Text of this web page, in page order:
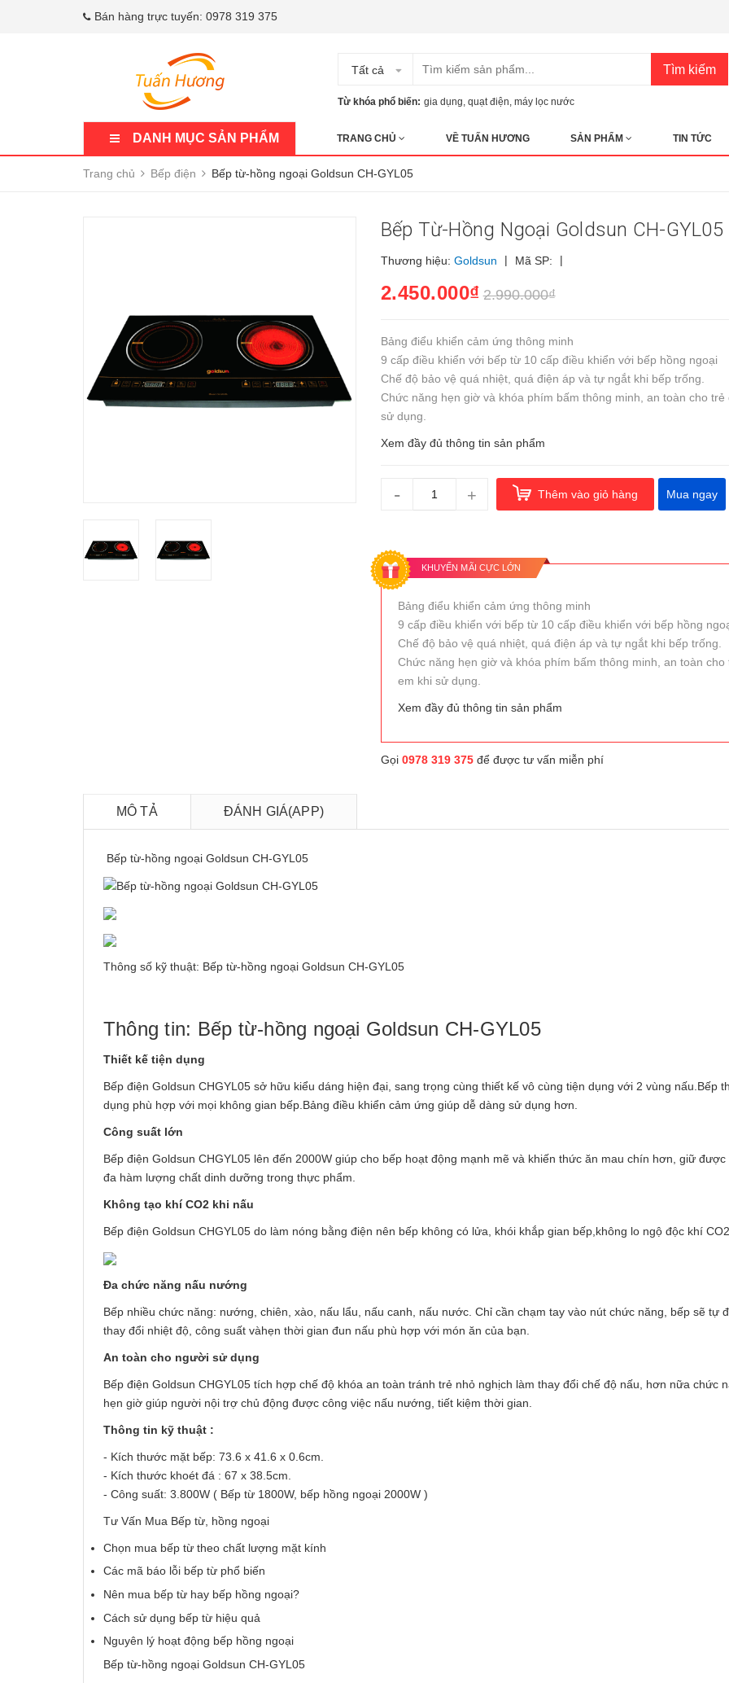
Bán hàng trực tuyến: 0978 319 375
Tất cả Tìm kiếm
Từ khóa phổ biến: gia dụng, quạt điện, máy lọc nước
DANH MỤC SẢN PHẨM TRANG CHỦ VỀ TUẤN HƯƠNG SẢN PHẨM TIN TỨC
Trang chủ Bếp điện Bếp từ-hồng ngoại Goldsun CH-GYL05
Bếp Từ-Hồng Ngoại Goldsun CH-GYL05
Thương hiệu: Goldsun | Mã SP: |
2.450.000₫ 2.990.000₫
Bảng điểu khiển cảm ứng thông minh
9 cấp điều khiển với bếp từ 10 cấp điều khiển với bếp hồng ngoại
Chế độ bảo vệ quá nhiệt, quá điện áp và tự ngắt khi bếp trống.
Chức năng hẹn giờ và khóa phím bấm thông minh, an toàn cho trẻ
sử dụng.
Xem đầy đủ thông tin sản phẩm
- + Thêm vào giỏ hàng Mua ngay
KHUYẾN MÃI CỰC LỚN
Bảng điểu khiển cảm ứng thông minh
9 cấp điều khiển với bếp từ 10 cấp điều khiển với bếp hồng
Chế độ bảo vệ quá nhiệt, quá điện áp và tự ngắt khi bếp trống.
Chức năng hẹn giờ và khóa phím bấm thông minh, an toàn cho
em khi sử dụng.
Xem đầy đủ thông tin sản phẩm
Gọi 0978 319 375để được tư vấn miễn phí
MÔ TẢ ĐÁNH GIÁ(APP)
Bếp từ-hồng ngoại Goldsun CH-GYL05
Thông số kỹ thuật: Bếp từ-hồng ngoại Goldsun CH-GYL05
Thông tin: Bếp từ-hồng ngoại Goldsun CH-GYL05
Thiết kế tiện dụng
Bếp điện Goldsun CHGYL05 sở hữu kiểu dáng hiện đại, sang trọng cùng thiết kế vô cùng tiện dụng với 2 vùng nấu.Bếp
dụng phù hợp với mọi không gian bếp.Bảng điều khiển cảm ứng giúp dễ dàng sử dụng hơn.
Công suất lớn
Bếp điện Goldsun CHGYL05 lên đến 2000W giúp cho bếp hoạt động mạnh mẽ và khiến thức ăn mau chín hơn, giữ được
đa hàm lượng chất dinh dưỡng trong thực phẩm.
Không tạo khí CO2 khi nấu
Bếp điện Goldsun CHGYL05 do làm nóng bằng điện nên bếp không có lửa, khói khắp gian bếp,không lo ngộ độc khí CO2.
Đa chức năng nấu nướng
Bếp nhiều chức năng: nướng, chiên, xào, nấu lẩu, nấu canh, nấu nước. Chỉ cần chạm tay vào nút chức năng, bếp sẽ tự
thay đổi nhiệt độ, công suất vàhẹn thời gian đun nấu phù hợp với món ăn của bạn.
An toàn cho người sử dụng
Bếp điện Goldsun CHGYL05 tích hợp chế độ khóa an toàn tránh trẻ nhỏ nghịch làm thay đổi chế độ nấu, hơn nữa chức
hẹn giờ giúp người nội trợ chủ động được công việc nấu nướng, tiết kiệm thời gian.
Thông tin kỹ thuật :
- Kích thước mặt bếp: 73.6 x 41.6 x 0.6cm.
- Kích thước khoét đá : 67 x 38.5cm.
- Công suất: 3.800W ( Bếp từ 1800W, bếp hồng ngoại 2000W )
Tư Vấn Mua Bếp từ, hồng ngoại
Chọn mua bếp từ theo chất lượng mặt kính
Các mã báo lỗi bếp từ phổ biến
Nên mua bếp từ hay bếp hồng ngoại?
Cách sử dụng bếp từ hiệu quả
Nguyên lý hoạt động bếp hồng ngoại
Bếp từ-hồng ngoại Goldsun CH-GYL05